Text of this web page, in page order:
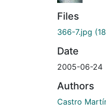
Files
366-7.jpg
Date
2005-06-24
Authors
Castro